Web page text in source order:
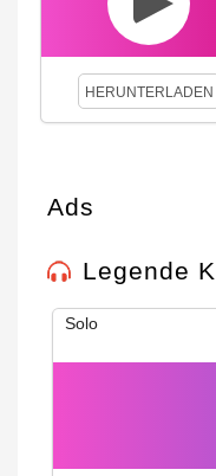
HERUNTERLADEN
Ads
Legende
Solo